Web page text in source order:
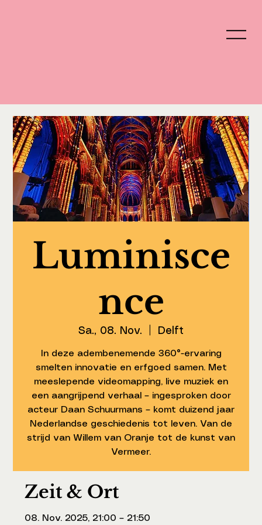
Luminisce
nce
Sa., 08. Nov. Delft
In deze adembenemende 360°-ervaring
smelten innovatie en erfgoed samen. Met
meeslepende videomapping, live muziek en
een aangrijpend verhaal – ingesproken door
acteur Daan Schuurmans – komt duizend jaar
Nederlandse geschiedenis tot leven. Van de
strijd van Willem van Oranje tot de kunst van
Vermeer.
Zeit & Ort
08. Nov. 2025, 21:00 – 21:50